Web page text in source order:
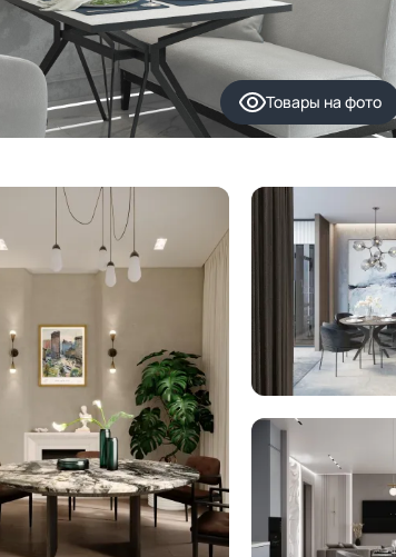
Товары на фото